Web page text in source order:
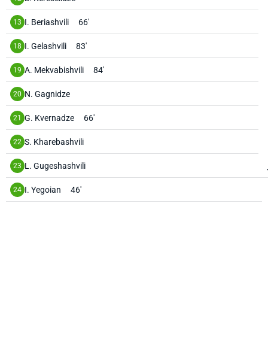
13 I. Beriashvili 66'
18 I. Gelashvili 83'
19 A. Mekvabishvili 84'
20 N. Gagnidze
21 G. Kvernadze 66'
22 S. Kharebashvili
23 L. Gugeshashvili
24 I. Yegoian 46'